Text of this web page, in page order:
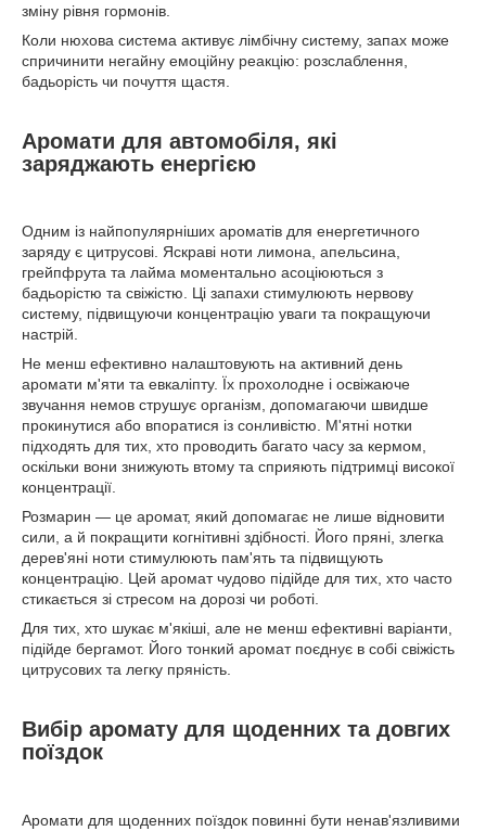
зміну рівня гормонів.
Коли нюхова система активує лімбічну систему, запах може
спричинити негайну емоційну реакцію: розслаблення,
бадьорість чи почуття щастя.
Аромати для автомобіля, які
заряджають енергією
Одним із найпопулярніших ароматів для енергетичного
заряду є цитрусові. Яскраві ноти лимона, апельсина,
грейпфрута та лайма моментально асоціюються з
бадьорістю та свіжістю. Ці запахи стимулюють нервову
систему, підвищуючи концентрацію уваги та покращуючи
настрій.
Не менш ефективно налаштовують на активний день
аромати м'яти та евкаліпту. Їх прохолодне і освіжаюче
звучання немов струшує організм, допомагаючи швидше
прокинутися або впоратися із сонливістю. М'ятні нотки
підходять для тих, хто проводить багато часу за кермом,
оскільки вони знижують втому та сприяють підтримці високої
концентрації.
Розмарин — це аромат, який допомагає не лише відновити
сили, а й покращити когнітивні здібності. Його пряні, злегка
дерев'яні ноти стимулюють пам'ять та підвищують
концентрацію. Цей аромат чудово підійде для тих, хто часто
стикається зі стресом на дорозі чи роботі.
Для тих, хто шукає м'якіші, але не менш ефективні варіанти,
підійде бергамот. Його тонкий аромат поєднує в собі свіжість
цитрусових та легку пряність.
Вибір аромату для щоденних та довгих
поїздок
Аромати для щоденних поїздок повинні бути ненав'язливими